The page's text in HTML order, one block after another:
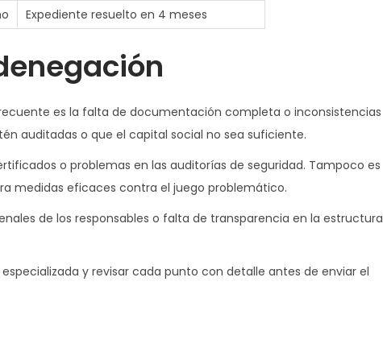
Expediente resuelto en 4 meses
es la falta de documentación completa o inconsistencias
auditadas o que el capital social no sea suficiente.
o problemas en las auditorías de seguridad. Tampoco es
medidas eficaces contra el juego problemático.
de los responsables o falta de transparencia en la estructura
y revisar cada punto con detalle antes de enviar el